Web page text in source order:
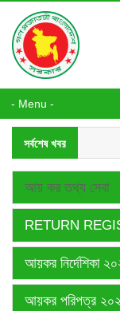
সর্বশেষ খবর
আয় কর তথ্য সেবা
RETURN
আয়কর নির্দেশিকা
আয়কর পরিপত্র